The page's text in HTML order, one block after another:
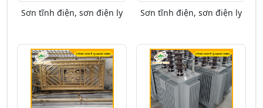
Sơn tĩnh điện, sơn điện ly Sơn tĩnh điện, sơn điện ly